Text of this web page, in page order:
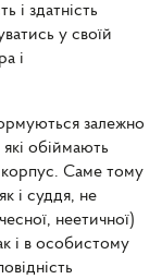
і здатність
у своїй
і
залежно
обіймають
корпус. Саме тому
і суддя, не
неетичної)
і в особистому